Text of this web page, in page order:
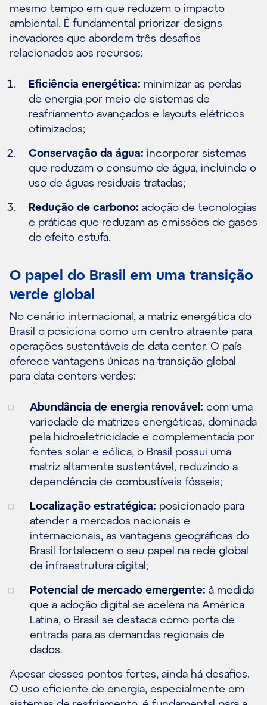
mesmo tempo em que reduzem o impacto
ambiental. É fundamental priorizar designs
inovadores que abordem três desafios
relacionados aos recursos:
Eficiência energética: minimizar as perdas
de energia por meio de sistemas de
resfriamento avançados e layouts elétricos
otimizados;
Conservação da água: incorporar sistemas
que reduzam o consumo de água, incluindo o
uso de águas residuais tratadas;
Redução de carbono: adoção de tecnologias
e práticas que reduzam as emissões de gases
de efeito estufa.
O papel do Brasil em uma transição
verde global
No cenário internacional, a matriz energética do
Brasil o posiciona como um centro atraente para
operações sustentáveis de data center. O país
oferece vantagens únicas na transição global
para data centers verdes:
Abundância de energia renovável: com uma
variedade de matrizes energéticas, dominada
pela hidroeletricidade e complementada por
fontes solar e eólica, o Brasil possui uma
matriz altamente sustentável, reduzindo a
dependência de combustíveis fósseis;
Localização estratégica: posicionado para
atender a mercados nacionais e
internacionais, as vantagens geográficas do
Brasil fortalecem o seu papel na rede global
de infraestrutura digital;
Potencial de mercado emergente: à medida
que a adoção digital se acelera na América
Latina, o Brasil se destaca como porta de
entrada para as demandas regionais de
dados.
Apesar desses pontos fortes, ainda há desafios.
O uso eficiente de energia, especialmente em